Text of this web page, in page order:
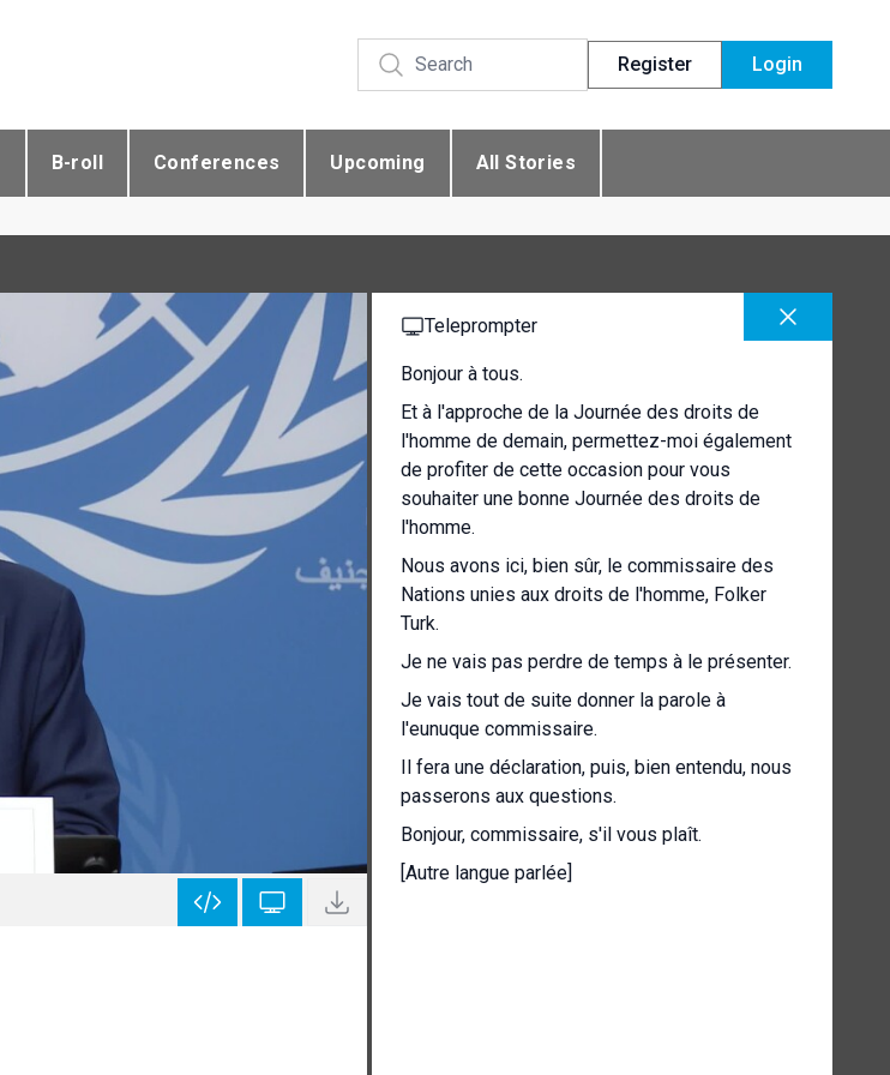
Register Login
B-roll Conferences Upcoming All Stories
Teleprompter
Bonjour à tous.
Et à l'approche de la Journée des droits de
l'homme de demain, permettez-moi également
de profiter de cette occasion pour vous
souhaiter une bonne Journée des droits de
l'homme.
Nous avons ici, bien sûr, le commissaire des
Nations unies aux droits de l'homme, Folker
Turk.
Je ne vais pas perdre de temps à le présenter.
Je vais tout de suite donner la parole à
l'eunuque commissaire.
Il fera une déclaration, puis, bien entendu, nous
passerons aux questions.
Bonjour, commissaire, s'il vous plaît.
[Autre langue parlée]